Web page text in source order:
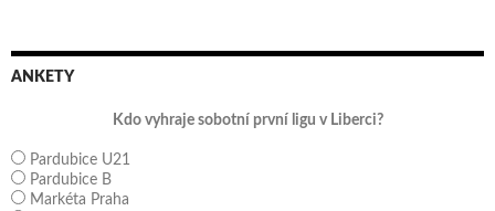
ANKETY
Kdo vyhraje sobotní první ligu v Liberci?
Pardubice U21
Pardubice B
Markéta Praha